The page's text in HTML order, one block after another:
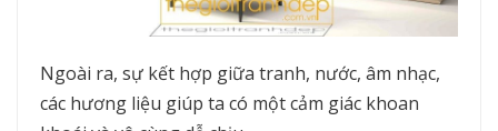
Ngoài ra, sự kết hợp giữa tranh, nước, âm nhạc,
các hương liệu giúp ta có một cảm giác khoan